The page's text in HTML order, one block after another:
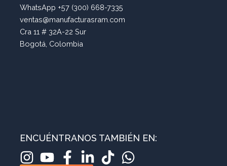
WhatsApp +57 (300) 668-7335
ventas@manufacturasram.com
Cra 11 # 32A-22 Sur
Bogotá, Colombia
ENCUÉNTRANOS TAMBIÉN EN: